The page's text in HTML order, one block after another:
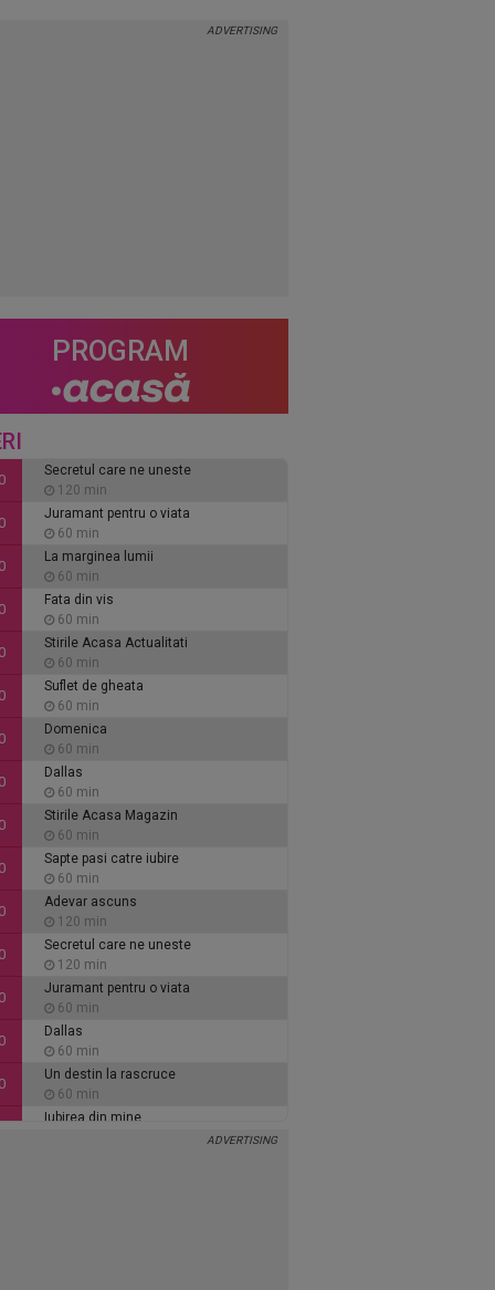
PROGRAM
Secretul care ne uneste
120 min
Juramant pentru o viata
60 min
La marginea lumii
60 min
Fata din vis
60 min
Stirile Acasa Actualitati
60 min
Suflet de gheata
60 min
Domenica
60 min
Dallas
60 min
Stirile Acasa Magazin
60 min
Sapte pasi catre iubire
60 min
Adevar ascuns
120 min
Secretul care ne uneste
120 min
Juramant pentru o viata
60 min
Dallas
60 min
Un destin la rascruce
60 min
Iubirea din mine